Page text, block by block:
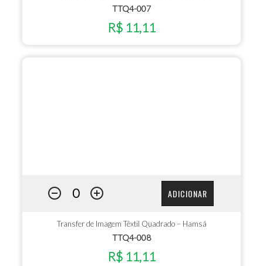
TTQ4-007
R$ 11,11
ADICIONAR
Transfer de Imagem Têxtil Quadrado – Hamsá
TTQ4-008
R$ 11,11